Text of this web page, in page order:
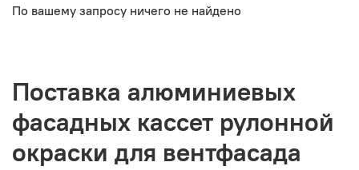
По вашему запросу ничего не найдено
Поставка алюминиевых
фасадных кассет рулонной
окраски для вентфасада